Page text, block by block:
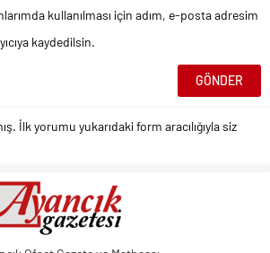
kullanılması için adım, e-posta adresim
kaydedilsin.
İlk yorumu yukarıdaki form aracılığıyla siz